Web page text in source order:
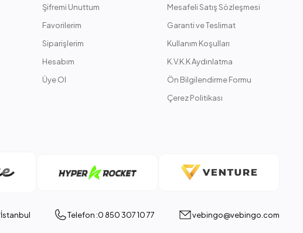
Şifremi Unuttum
Favorilerim
Siparişlerim
Hesabım
Üye Ol
Mesafeli Satış Sözleşmesi
Garanti ve Teslimat
Kullanım Koşulları
K.V.K.K Aydınlatma
Ön Bilgilendirme Formu
Çerez Politikası
Telefon :0 850 307 10 77 vebingo@vebingo.com